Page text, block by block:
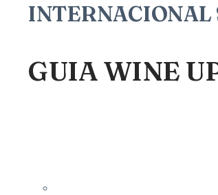
INTERNACIONAL
GUIA WINE